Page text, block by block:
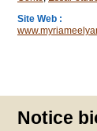
Site Web :
Notice